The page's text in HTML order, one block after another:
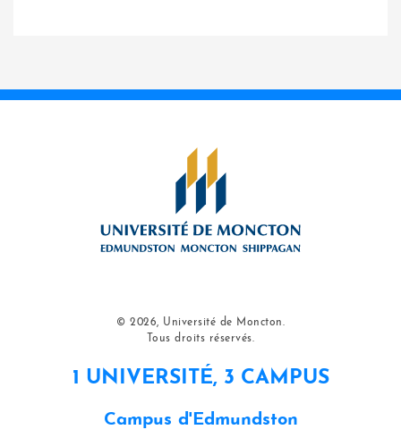
© 2026, Université de Moncton.
Tous droits réservés.
1 UNIVERSITÉ, 3 CAMPUS
Campus d'Edmundston